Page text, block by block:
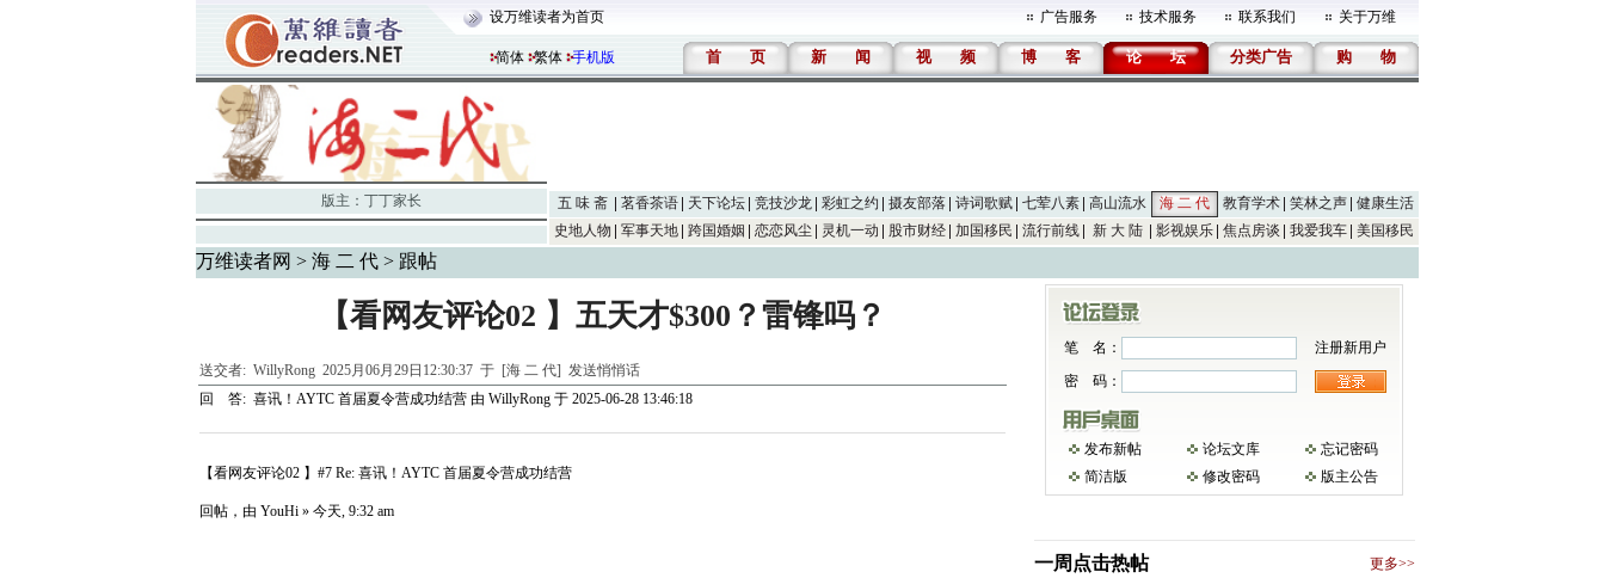
设万维读者为首页 广告服务 技术服务 联系我们 关于万维
简体 繁体 手机版 首 页 新 闻 视 频 博 客 论 坛 分类广告 购 物
版主： 丁丁家长 五 味 斋 茗香茶语 天下论坛 竞技沙龙 彩虹之约 摄友部落 诗词歌赋 七荤八素 高山流水 海 二 代 教育学术 笑林之声
健康生活
史地人物
军事天地 跨国婚姻 恋恋风尘 灵机一动 股市财经 加国移民 流行前线 新 大 陆 影视娱乐 焦点房谈 我爱我车 美国移民
万维读者网 > 海 二 代> 跟帖
【看网友评论02 】五天才$300？雷锋吗？
送交者: WillyRong2025月06月29日12:30:37 于 [海 二 代] 发送悄悄话
回 答: 喜讯！AYTC 首届夏令营成功结营由 WillyRong于 2025-06-28 13:46:18
【看网友评论02 】#7 Re: 喜讯！AYTC 首届夏令营成功结营
回帖，由 YouHi » 今天, 9:32 am
笔 名：
注册新用户
密 码：
发布新帖 论坛文库
忘记密码
简洁版
修改密码 版主公告
一周点击热帖 更多>>